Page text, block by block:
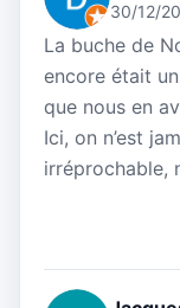
30/12/
La buche de
encore était
que nous en
Ici, on n’est
irréprochable,